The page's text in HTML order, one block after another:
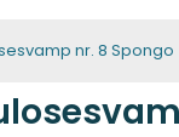
nr. 8 Spongo